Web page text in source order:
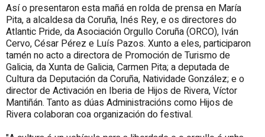
Así o presentaron esta mañá en rolda de prensa en María
Pita, a alcaldesa da Coruña, Inés Rey, e os directores do
Atlantic Pride, da Asociación Orgullo Coruña (ORCO), Iván
Cervo, César Pérez e Luís Pazos. Xunto a eles, participaron
tamén no acto a directora de Promoción de Turismo de
Galicia, da Xunta de Galicia, Carmen Pita; a deputada de
Cultura da Deputación da Coruña, Natividade González; e o
director de Activación en Iberia de Hijos de Rivera, Víctor
Mantiñán. Tanto as dúas Administracións como Hijos de
Rivera colaboran coa organización do festival.